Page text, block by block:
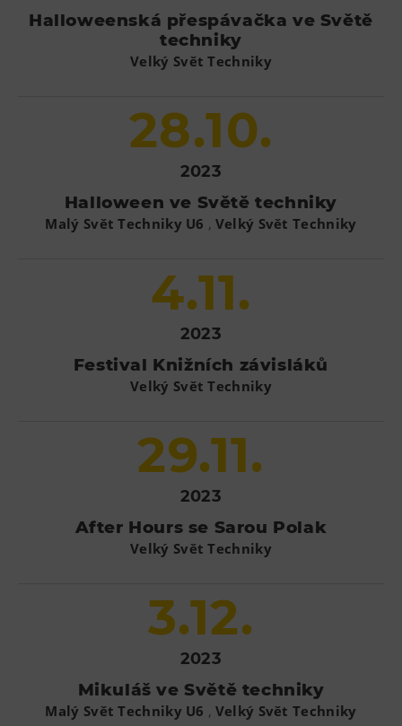
Halloweenská přespávačka ve Světě
techniky
Velký Svět Techniky
28.10.
2023
Halloween ve Světě techniky
Malý Svět Techniky U6 , Velký Svět Techniky
4.11.
2023
Festival Knižních závisláků
Velký Svět Techniky
29.11.
2023
After Hours se Sarou Polak
Velký Svět Techniky
3.12.
2023
Mikuláš ve Světě techniky
Malý Svět Techniky U6 , Velký Svět Techniky